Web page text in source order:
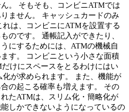
。 そもそも、コンビニATMでは
ません。 キャッシュカードのみ
は、コンビニにATMを設置する
のです。 通帳記入ができたり、
にするためには、ATMの機械自
す。 コンビニという小さな面積
けにスペースをとるわけにはい
化が求められます。 また、機能が
の起こる確率も増えます。 その
たATMは、スリム化・簡略化が
しかできないようになっているの